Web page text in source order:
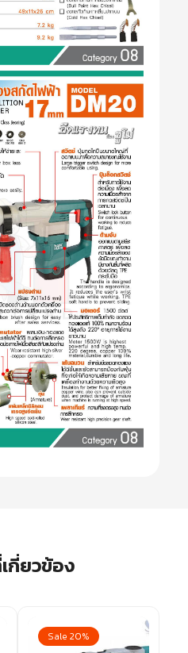
กี่ยวข้อง
Sale 20%